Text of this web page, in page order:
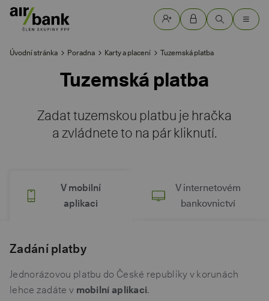
Tuzemská platba
Zadat tuzemskou platbu je hračka
a zvládnete to na pár kliknutí.
Tuzemská platba
Karty a placení
Poradna
Úvodní stránka
V mobilní
aplikaci
V internetovém
bankovnictví
Zadání platby
Jednorázovou platbu do České republiky v korunách
lehce zadáte v mobilní aplikaci.